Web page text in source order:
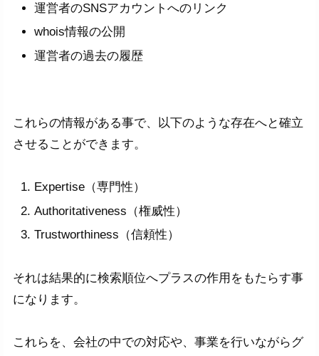
運営者のSNSアカウントへのリンク
whois情報の公開
運営者の過去の履歴
これらの情報がある事で、以下のような存在へと確立
させることができます。
Expertise（専門性）
Authoritativeness（権威性）
Trustworthiness（信頼性）
それは結果的に検索順位へプラスの作用をもたらす事
になります。
これらを、会社の中での対応や、事業を行いながらグ